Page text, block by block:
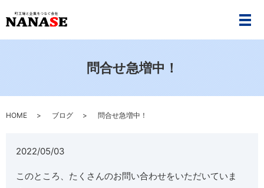
メ
問合せ急増中！
HOME ブログ 問合せ急増中！
2022/05/03
このところ、たくさんのお問い合わせをいただいていま